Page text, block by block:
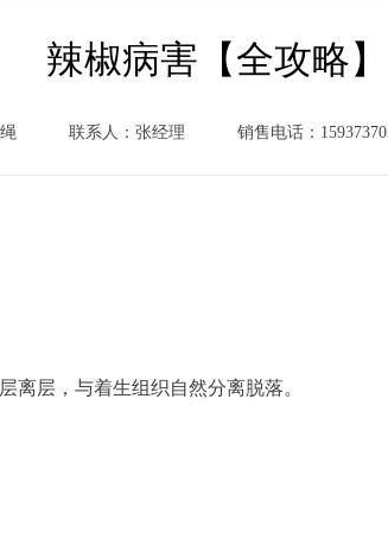
辣椒病害【全攻略】
联系人：张经理 销售电话：
离层，与着生组织自然分离脱落。